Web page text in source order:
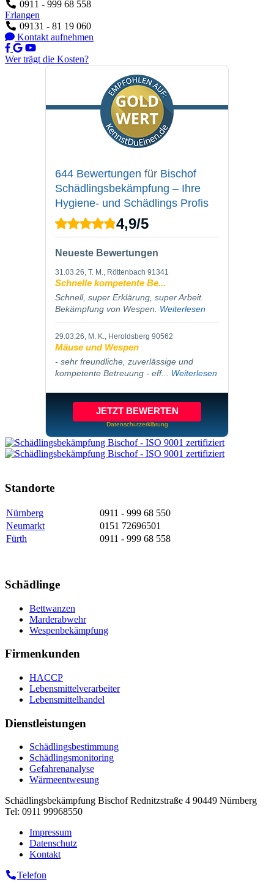
0911 - 999 68 558
Erlangen
09131 - 81 19 060
Kontakt aufnehmen
Wer trägt die Kosten?
644 Bewertungen für Bischof
Schädlingsbekämpfung – Ihre
Hygiene- und Schädlings Profis
4,9/5
Neueste Bewertungen
31.03.26 , T. M., Röttenbach 91341
Schnelle kompetente Be...
Schnell, super Erklärung, super Arbeit.
Bekämpfung von Wespen. Weiterlesen
29.03.26 , M. K., Heroldsberg 90562
Mäuse und Wespen
- sehr freundliche, zuverlässige und
kompetente Betreuung - eff... Weiterlesen
JETZT BEWERTEN
Datenschutzerklärung
Standorte
Nürnberg
0911 - 999 68 550
Neumarkt
0151 72696501
Fürth
0911 - 999 68 558
Schädlinge
Bettwanzen
Marderabwehr
Wespenbekämpfung
Firmenkunden
HACCP
Lebensmittelverarbeiter
Lebensmittelhandel
Dienstleistungen
Schädlingsbestimmung
Schädlingsmonitoring
Gefahrenanalyse
Wärmeentwesung
Schädlingsbekämpfung Bischof Rednitzstraße 4 90449 Nürnberg
Tel: 0911 99968550
Impressum
Datenschutz
Kontakt
Telefon